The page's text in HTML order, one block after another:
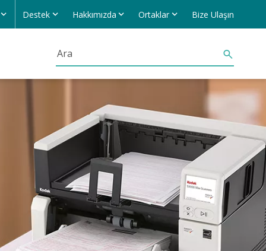
Destek Hakkımızda Ortaklar Bize Ulaşın